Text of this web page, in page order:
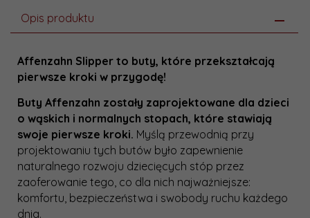
Opis produktu
Affenzahn Slipper to buty, które przekształcają
pierwsze kroki w przygodę!
Buty Affenzahn zostały zaprojektowane dla dzieci
o wąskich i normalnych stopach, które stawiają
swoje pierwsze kroki. Myślą przewodnią przy
projektowaniu tych butów było zapewnienie
naturalnego rozwoju dziecięcych stóp przez
zaoferowanie tego, co dla nich najważniejsze:
komfortu, bezpieczeństwa i swobody ruchu każdego
dnia.